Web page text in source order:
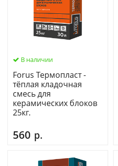
В наличии
Forus Термопласт -
тёплая кладочная
смесь для
керамических блоков
25кг.
560 р.